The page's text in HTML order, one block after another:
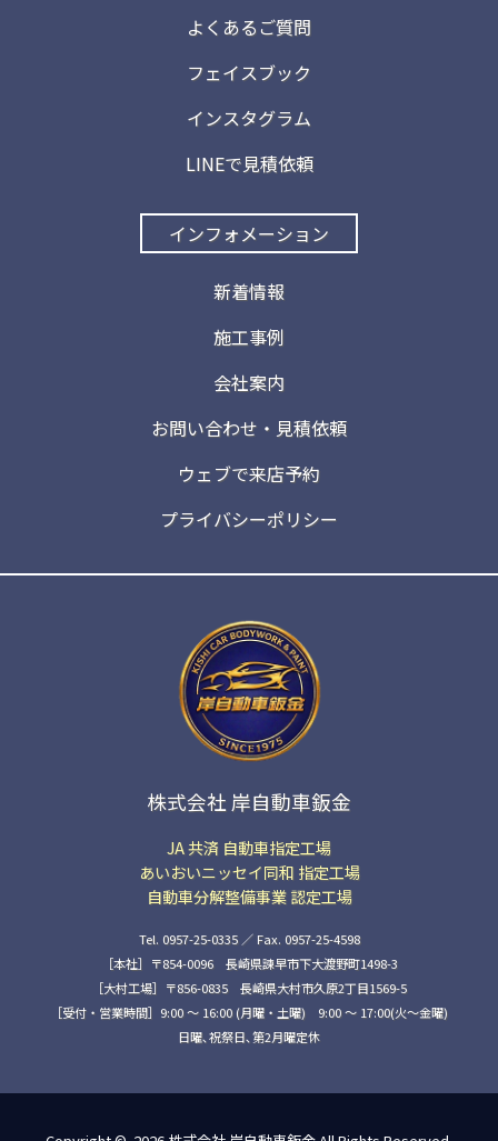
よくあるご質問
フェイスブック
インスタグラム
LINEで見積依頼
インフォメーション
新着情報
施工事例
会社案内
お問い合わせ・見積依頼
ウェブで来店予約
プライバシーポリシー
株式会社 岸自動車鈑金
JA 共済 自動車指定工場
あいおいニッセイ同和 指定工場
自動車分解整備事業 認定工場
Tel. 0957-25-0335 ／ Fax. 0957-25-4598
［本社］〒854-0096 長崎県諫早市下大渡野町1498-3
［大村工場］〒856-0835 長崎県大村市久原2丁目1569-5
［受付・営業時間］9:00 ～ 16:00 (月曜・土曜) 9:00 〜 17:00(火〜金曜)
日曜､祝祭日､第2月曜定休